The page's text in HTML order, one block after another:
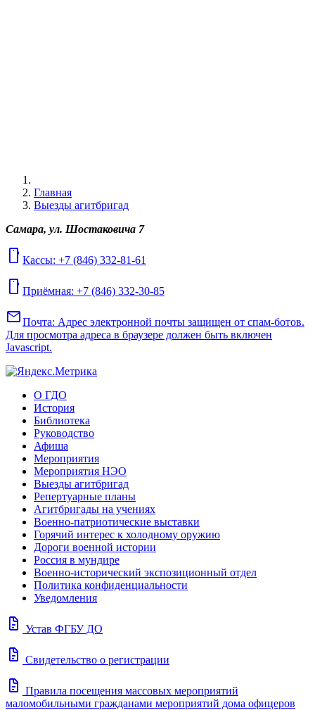
Главная
Выезды агитбригад
Самара, ул. Шостаковича 7
mobile Кассы: +7 (846) 332-81-61
mobile Приёмная: +7 (846) 332-30-85
mailПочта: Адрес электронной почты защищен от спам-ботов.
Для просмотра адреса в браузере должен быть включен
Javascript.
О ГДО
История
Библиотека
Руководство
Афиша
Мероприятия
Мероприятия НЭО
Выезды агитбригад
Репертуарные планы
Агитбригады на учениях
Военно-патриотические выставки
Горячий интерес к холодному оружию
Дороги военной истории
Россия в мундире
Военно-исторический экспозиционный отдел
Политика конфиденциальности
Уведомления
docs Устав ФГБУ ДО
docs Свидетельство о регистрации
docs Правила посещения массовых мероприятий
маломобильными гражданами мероприятий дома офицеров